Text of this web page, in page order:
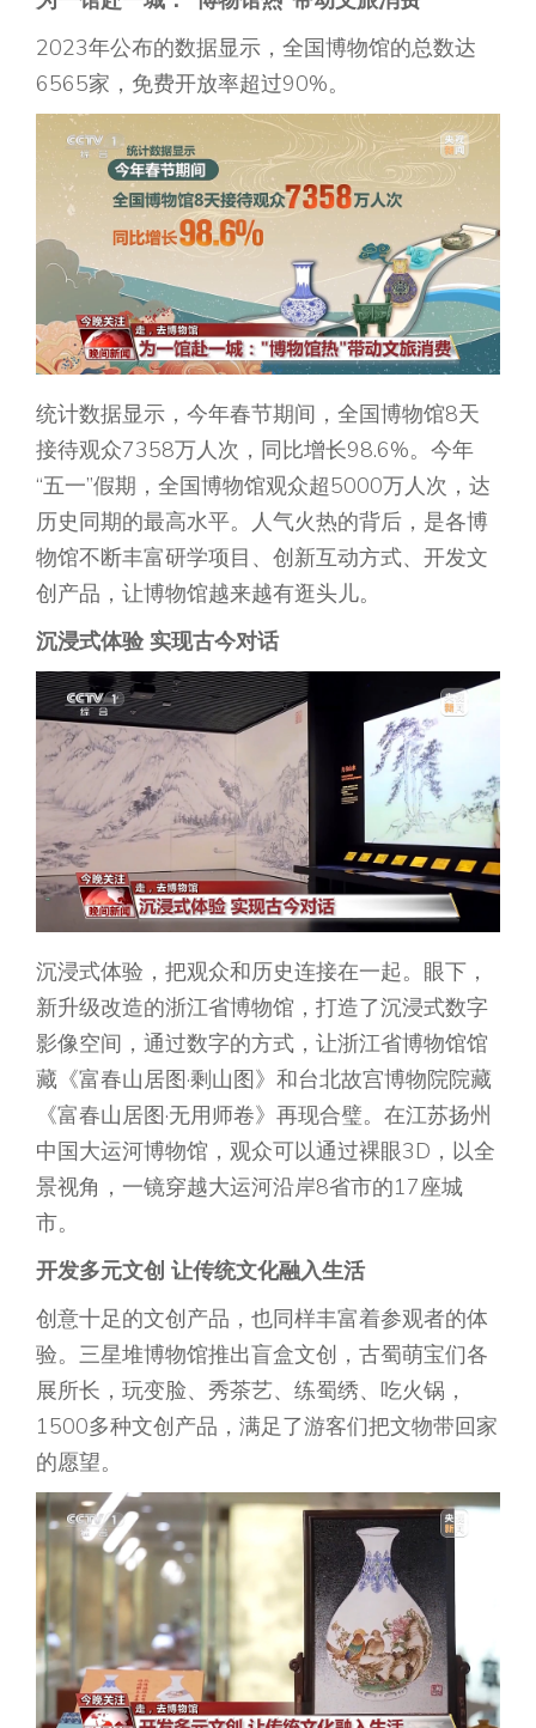
2023年公布的数据显示，全国博物馆的总数达
6565家，免费开放率超过90%。
统计数据显示，今年春节期间，全国博物馆8天
接待观众7358万人次，同比增长98.6%。今年
“五一”假期，全国博物馆观众超5000万人次，达
历史同期的最高水平。人气火热的背后，是各博
物馆不断丰富研学项目、创新互动方式、开发文
创产品，让博物馆越来越有逛头儿。
沉浸式体验 实现古今对话
沉浸式体验，把观众和历史连接在一起。眼下，
新升级改造的浙江省博物馆，打造了沉浸式数字
影像空间，通过数字的方式，让浙江省博物馆馆
藏《富春山居图·剩山图》和台北故宫博物院院藏
《富春山居图·无用师卷》再现合璧。在江苏扬州
中国大运河博物馆，观众可以通过裸眼3D，以全
景视角，一镜穿越大运河沿岸8省市的17座城
市。
开发多元文创 让传统文化融入生活
创意十足的文创产品，也同样丰富着参观者的体
验。三星堆博物馆推出盲盒文创，古蜀萌宝们各
展所长，玩变脸、秀茶艺、练蜀绣、吃火锅，
1500多种文创产品，满足了游客们把文物带回家
的愿望。